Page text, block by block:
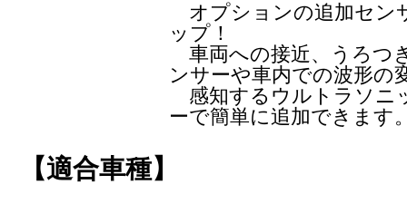
オプションの追加セン
ップ！
車両への接近、うろつ
ンサーや車内での波形の
感知するウルトラソニ
ーで簡単に追加できます
【適合車種】